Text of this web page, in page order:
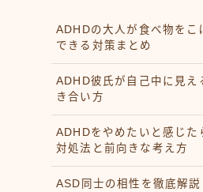
ADHDの大人が食べ物をこ
できる対策まとめ
ADHD彼氏が自己中に見え
き合い方
ADHDをやめたいと感じた
対処法と前向きな考え方
ASD同士の相性を徹底解